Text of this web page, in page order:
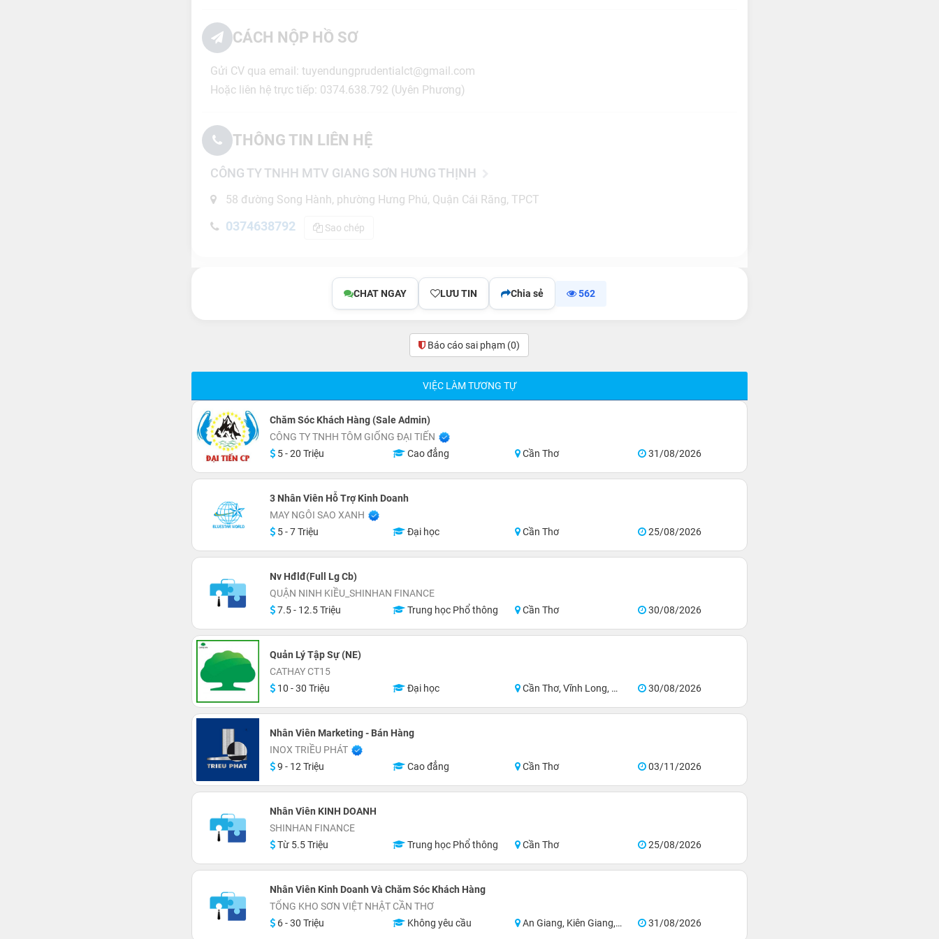
CÁCH NỘP HỒ SƠ
Gửi CV qua email: tuyendungprudentialct@gmail.com
Hoặc liên hệ trực tiếp: 0374.638.792 (Uyên Phương)
THÔNG TIN LIÊN HỆ
CÔNG TY TNHH MTV GIANG SƠN HƯNG THỊNH
58 đường Song Hành, phường Hưng Phú, Quận Cái Răng, TPCT
0374638792 Sao chép
CHAT NGAY LƯU TIN Chia sẻ 562
Báo cáo sai phạm (0)
VIỆC LÀM TƯƠNG TỰ
Chăm Sóc Khách Hàng (Sale Admin)
CÔNG TY TNHH TÔM GIỐNG ĐẠI TIẾN
5 - 20 Triệu
Cao đẳng Cần Thơ 31/08/2026
3 Nhân Viên Hỗ Trợ Kinh Doanh
MAY NGÔI SAO XANH
5 - 7 Triệu
Đại học Cần Thơ 25/08/2026
Nv Hđlđ(Full Lg Cb)
QUẬN NINH KIỀU_SHINHAN FINANCE
7.5 - 12.5 Triệu
Trung học Phổ thông Cần Thơ 30/08/2026
Quản Lý Tập Sự (NE)
CATHAY CT15
10 - 30 Triệu
Đại học Cần Thơ, Vĩnh Long, An Giang, Hậu Giang, Hồ Chí Minh 30/08/2026
Nhân Viên Marketing - Bán Hàng
INOX TRIỀU PHÁT
9 - 12 Triệu
Cao đẳng Cần Thơ 03/11/2026
Nhân Viên KINH DOANH
SHINHAN FINANCE
Từ 5.5 Triệu
Trung học Phổ thông Cần Thơ 25/08/2026
Nhân Viên Kinh Doanh Và Chăm Sóc Khách Hàng
TỔNG KHO SƠN VIỆT NHẬT CẦN THƠ
6 - 30 Triệu
Không yêu cầu An Giang, Kiên Giang, Hậu Giang, Sóc Trăng, Bạc Liêu, Cà Mau 31/08/2026